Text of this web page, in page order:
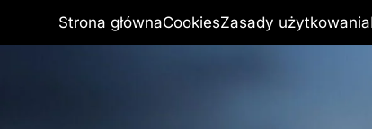
Strona głównaCookiesZasady użytkowania